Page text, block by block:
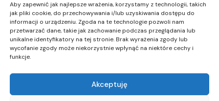
Aby zapewnić jak najlepsze wrażenia, korzystamy z technologii, takich
jak pliki cookie, do przechowywania i/lub uzyskiwania dostępu do
informacji o urządzeniu. Zgoda na te technologie pozwoli nam
przetwarzać dane, takie jak zachowanie podczas przeglądania lub
unikalne identyfikatory na tej stronie. Brak wyrażenia zgody lub
wycofanie zgody może niekorzystnie wpłynąć na niektóre cechy i
funkcje.
Akceptuję
tylko liczby. Pomagamy
przedsiębiorcom rozwijać
firmy, oferując rzetelne
wsparcie, prostotę i spokój w
codziennym zarządzaniu
Wiatrakowa 3,
15-827
Białystok
jolanta.lagoda@rachmix.pl
190
Kontakt
Polityka
prywatności
Usługi
i
roczne